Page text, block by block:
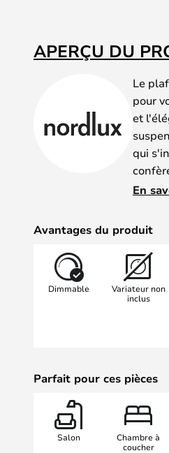
the
images
APERÇU DU
Le
pour
et
qui
White,
En
Avantages du produit
Dimmable
Variateur non
inclus
Parfait pour ces pièces
Salon
Chambre à
coucher